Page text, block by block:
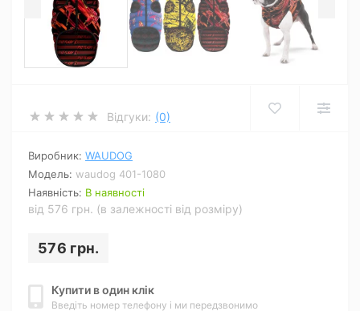
Відгуки: (0)
Виробник: WAUDOG
Модель: waudog 401-1080
Наявність: В наявності
від 576 грн. (в залежності від розміру)
576 грн.
Купити в один клік
Введіть номер телефону і ми передзвонимо